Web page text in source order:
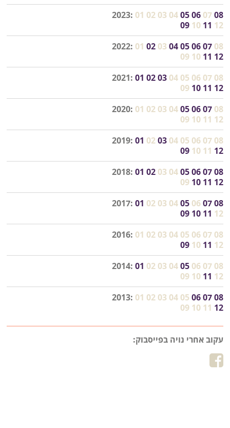
2023: 01 02 03 04 05 06 07 08
09 10 11 12
2022: 01 02 03 04 05 06 07 08
09 10 11 12
2021: 01 02 03 04 05 06 07 08
09 10 11 12
2020: 01 02 03 04 05 06 07 08
09 10 11 12
2019: 01 02 03 04 05 06 07 08
09 10 11 12
2018: 01 02 03 04 05 06 07 08
09 10 11 12
2017: 01 02 03 04 05 06 07 08
09 10 11 12
2016: 01 02 03 04 05 06 07 08
09 10 11 12
2014: 01 02 03 04 05 06 07 08
09 10 11 12
2013: 01 02 03 04 05 06 07 08
09 10 11 12
עקוב אחרי נויה בפייסבוק: